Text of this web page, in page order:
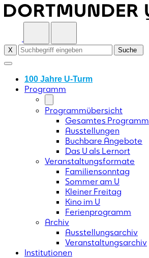
Skip
to
X Suche
100 Jahre U-Turm
Programm
Programmübersicht
Gesamtes Programm
Ausstellungen
Buchbare Angebote
Das U als Lernort
Veranstaltungsformate
Familiensonntag
Sommer am U
Kleiner Freitag
Kino im U
Ferienprogramm
Archiv
Ausstellungsarchiv
Veranstaltungsarchiv
Institutionen